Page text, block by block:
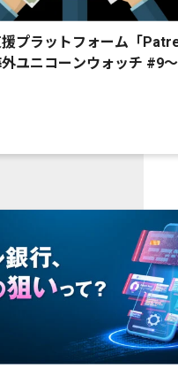
プラットフォーム「
ユニコーンウォッチ #9〜